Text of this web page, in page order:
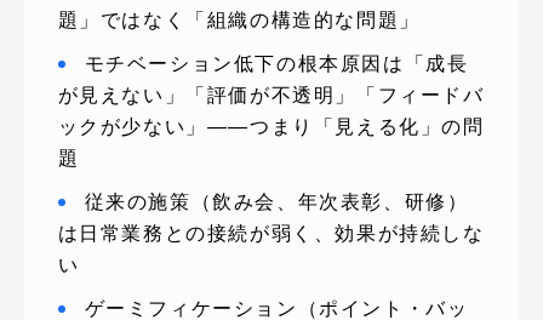
題」ではなく「組織の構造的な問題」
モチベーション低下の根本原因は「成長
が見えない」「評価が不透明」「フィードバ
ックが少ない」——つまり「見える化」の問
題
従来の施策（飲み会、年次表彰、研修）
は日常業務との接続が弱く、効果が持続しな
い
ゲーミフィケーション（ポイント・バッ